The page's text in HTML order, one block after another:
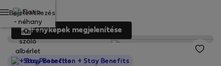
Bejelentkezés
Fényképek megjelenítése
StayProtection + Stay Benefits